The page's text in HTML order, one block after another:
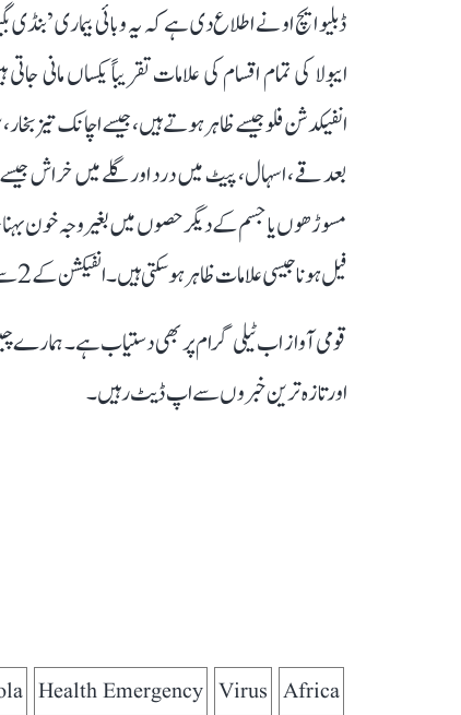
ڈبلیو ایچ او نے اطلاع دی ہے کہ یہ وبائی بیماری
ایبولا کی تمام اقسام کی علامات تقریباً یکساں
انفیکدشن فلو جیسے ظاہر ہوتے ہیں، جیسے اچانک تیز
بعد قے، اسہال، پیٹ میں درد اور گلے میں خراش
مسوڑھوں یا جسم کے دیگر حصوں میں بغیر وجہ خون
فیل ہونا جیسی علامات ظاہر ہو سکتی ہیں۔ انفیکشن کے 2 سے 21 دنوں کے اندر علامات ظاہر ہو سکتی ہیں۔
قومی آواز اب ٹیلی گرام پر بھی دستیاب ہے۔ ہمارے
اور تازہ ترین خبروں سے اپ ڈیٹ رہیں۔
Africa
Virus
Health Emergency